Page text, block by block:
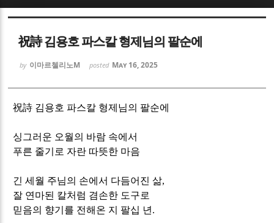
祝詩 김용호 파스칼 형제님의 팔순에
by 이마르첼리노M posted May 16, 2025
祝詩 김용호 파스칼 형제님의 팔순에
싱그러운 오월의 바람 속에서
푸른 줄기로 자란 따뜻한 마음
긴 세월 주님의 손에서 다듬어진 삶,
잘 연마된 칼처럼 겸손한 도구로
믿음의 향기를 전해온 지 팔십 년 .
Sketchbook5, 스케치북5
Sketchbook5, 스케치북5
Sketchbook5, 스케치북5
Sketchbook5, 스케치북5